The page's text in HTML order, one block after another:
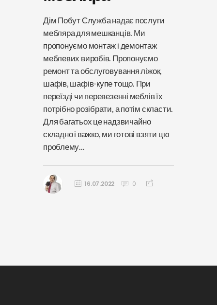
Дім Побут Служба надає послуги
мебляра для мешканців. Ми
пропонуємо монтаж і демонтаж
меблевих виробів. Пропонуємо
ремонт та обслуговування ліжок,
шафів, шафів-купе тощо. При
переїзді чи перевезенні меблів їх
потрібно розібрати, а потім скласти.
Для багатьох це надзвичайно
складно і важко, ми готові взяти цю
проблему...
16.07.2022 0